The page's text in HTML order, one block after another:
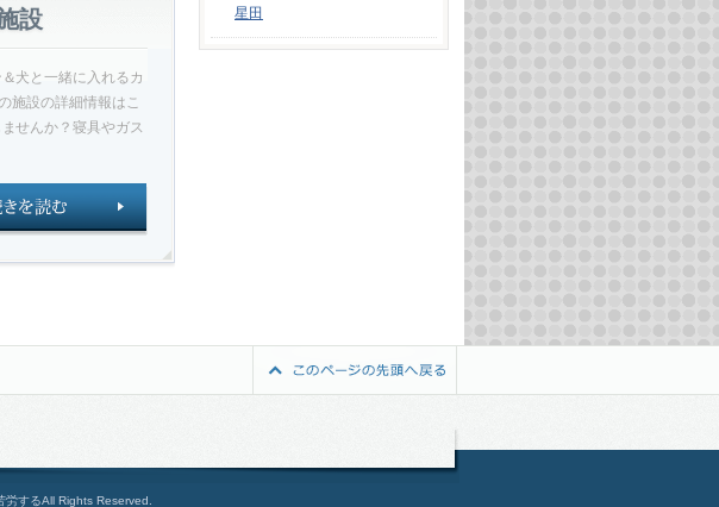
設
犬と一緒に入れるカ
施設の詳細情報はこ
せんか？寝具やガス
星田
するAll Rights Reserved.